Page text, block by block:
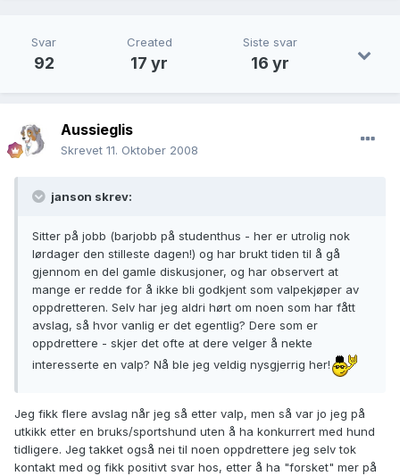
Svar
92
Created
17 yr
Siste svar
16 yr
Aussieglis
Skrevet 11. Oktober 2008
janson skrev:
Sitter på jobb (barjobb på studenthus - her er utrolig nok
lørdager den stilleste dagen!) og har brukt tiden til å gå
gjennom en del gamle diskusjoner, og har observert at
mange er redde for å ikke bli godkjent som valpekjøper av
oppdretteren. Selv har jeg aldri hørt om noen som har fått
avslag, så hvor vanlig er det egentlig? Dere som er
oppdrettere - skjer det ofte at dere velger å nekte
interesserte en valp? Nå ble jeg veldig nysgjerrig her!
Jeg fikk flere avslag når jeg så etter valp, men så var jo jeg på
utkikk etter en bruks/sportshund uten å ha konkurrert med hund
tidligere. Jeg takket også nei til noen oppdrettere jeg selv tok
kontakt med og fikk positivt svar hos, etter å ha "forsket" mer på